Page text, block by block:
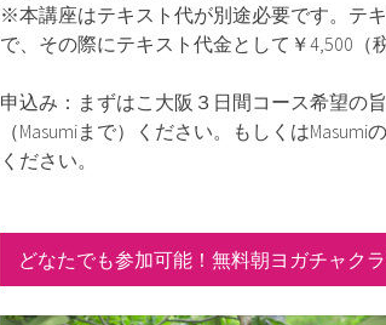
※本講座はテキスト代が別途必要です。テ
で、その際にテキスト代金として￥4,500（
申込み：まずはこ大阪３日間コース希望の
（Masumiまで）ください。もしくは
ください。
どなたでも参加可能！無料朝ヨガチャク